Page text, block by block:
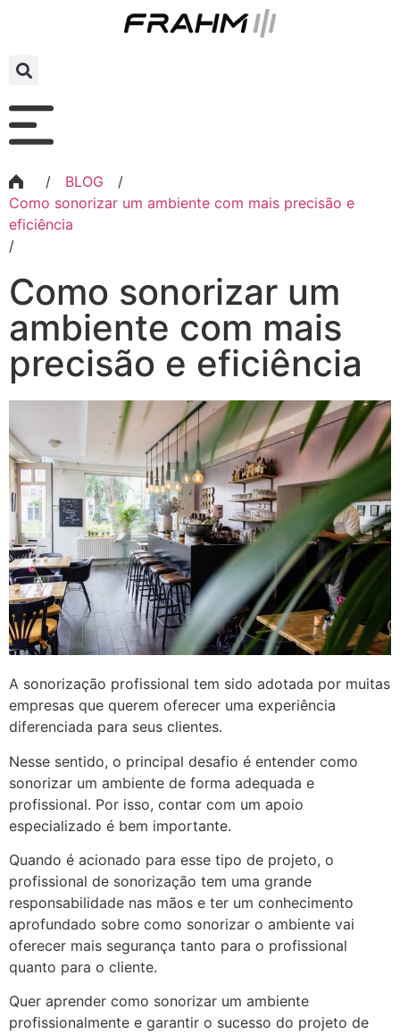
/ BLOG
/
Como sonorizar um ambiente com mais precisão e
eficiência
/
Como sonorizar um
ambiente com mais
precisão e eficiência
A sonorização profissional tem sido adotada por muitas
empresas que querem oferecer uma experiência
diferenciada para seus clientes.
Nesse sentido, o principal desafio é entender como
sonorizar um ambiente de forma adequada e
profissional. Por isso, contar com um apoio
especializado é bem importante.
Quando é acionado para esse tipo de projeto, o
profissional de sonorização tem uma grande
responsabilidade nas mãos e ter um conhecimento
aprofundado sobre como sonorizar o ambiente vai
oferecer mais segurança tanto para o profissional
quanto para o cliente.
Quer aprender como sonorizar um ambiente
profissionalmente e garantir o sucesso do projeto de